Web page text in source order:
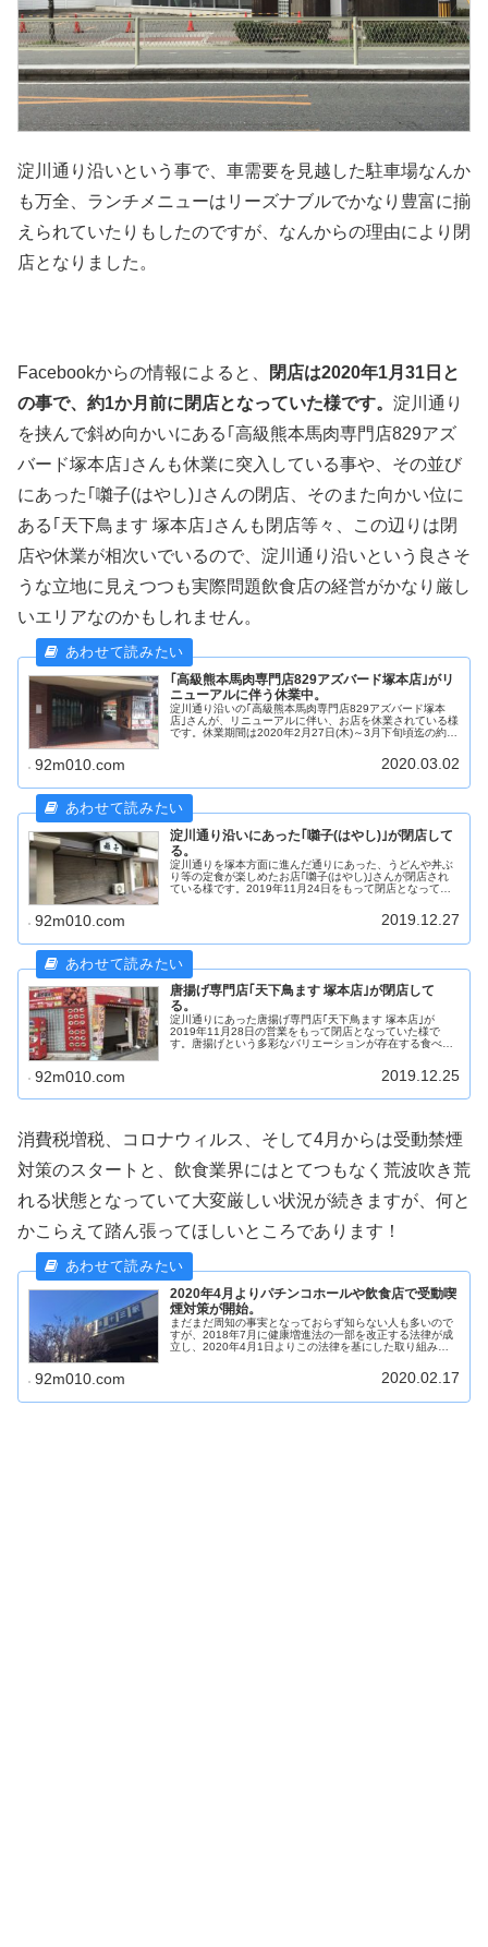
淀川通り沿いという事で、車需要を見越した駐車場なんか
も万全、ランチメニューはリーズナブルでかなり豊富に揃
えられていたりもしたのですが、なんからの理由により閉
店となりました。
Facebookからの情報によると、
閉店は2020年1月31日と
の事で、約1か月前に閉店となっていた様です。 淀川通り
を挟んで斜め向かいにある｢高級熊本馬肉専門店829アズ
バード塚本店｣さんも休業に突入している事や、その並び
にあった｢囃子(はやし)｣さんの閉店、そのまた向かい位に
ある｢天下鳥ます 塚本店｣さんも閉店等々、この辺りは閉
店や休業が相次いでいるので、淀川通り沿いという良さそ
うな立地に見えつつも実際問題飲食店の経営がかなり厳し
いエリアなのかもしれません。
｢高級熊本馬肉専門店829アズバード塚本店｣がリ
ニューアルに伴う休業中。
淀川通り沿いの｢高級熊本馬肉専門店829アズバード塚本
店｣さんが、リニューアルに伴い、お店を休業されている様
です。休業期間は2020年2月27日(木)～3月下旬頃迄の約1
92m010.com 2020.03.02
淀川通り沿いにあった｢囃子(はやし)｣が閉店して
る。
淀川通りを塚本方面に進んだ通りにあった、うどんや丼ぶ
り等の定食が楽しめたお店｢囃子(はやし)｣さんが閉店され
ている様です。2019年11月24日をもって閉店となってい
92m010.com 2019.12.27
唐揚げ専門店｢天下鳥ます 塚本店｣が閉店して
る。
淀川通りにあった唐揚げ専門店｢天下鳥ます 塚本店｣が
2019年11月28日の営業をもって閉店となっていた様で
す。唐揚げという多彩なバリエーションが存在する食べ物
92m010.com 2019.12.25
消費税増税、コロナウィルス、そして4月からは受動禁煙
対策のスタートと、飲食業界にはとてつもなく荒波吹き荒
れる状態となっていて大変厳しい状況が続きますが、何と
かこらえて踏ん張ってほしいところであります！
2020年4月よりパチンコホールや飲食店で受動喫
煙対策が開始。
まだまだ周知の事実となっておらず知らない人も多いので
すが、2018年7月に健康増進法の一部を改正する法律が成
立し、2020年4月1日よりこの法律を基にした取り組みが
92m010.com 2020.02.17